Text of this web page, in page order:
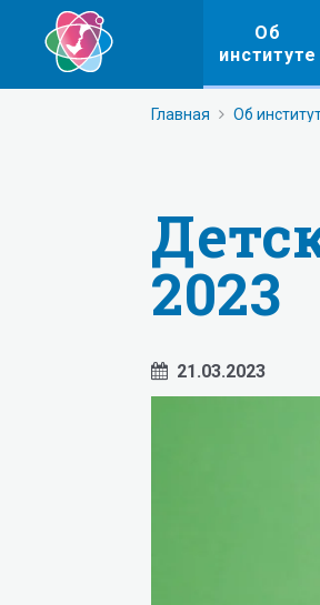
Об
институте
Главная Об
2023
21.03.2023